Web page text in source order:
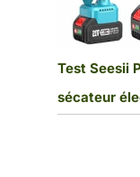
Test Seesii
sécateur